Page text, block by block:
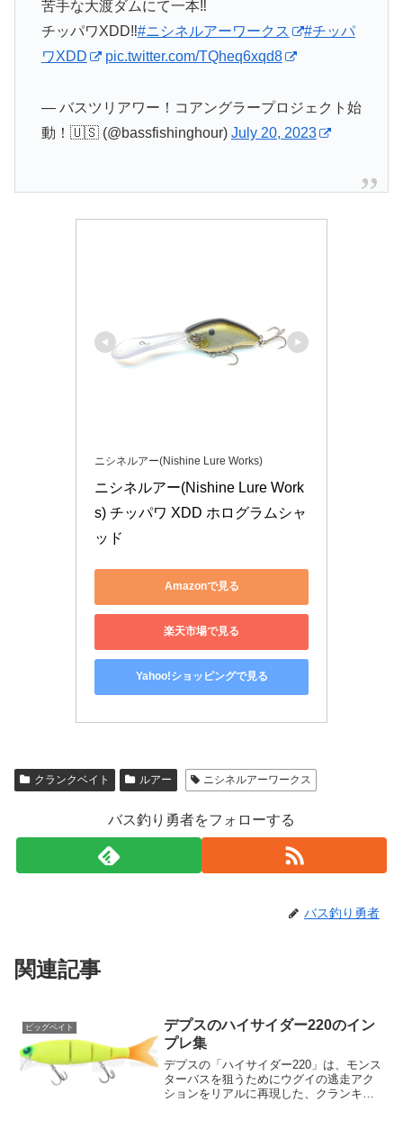
苦手な大渡ダムにて一本‼️
チッパワXDD‼️#ニシネルアーワークス
#チッパ
ワXDD
pic.twitter.com/TQheq6xqd8
— バスツリアワー！コアングラープロジェクト始
動！🇺🇸 (@bassfishinghour) July 20, 2023
ニシネルアー(Nishine Lure Works)
ニシネルアー(Nishine Lure Work
s) チッパワ XDD ホログラムシャ
ッド
Amazonで見る
楽天市場で見る
Yahoo!ショッピングで見る
クランクベイト ルアー ニシネルアーワークス
バス釣り勇者をフォローする
バス釣り勇者
関連記事
ビッグベイト
デプスのハイサイダー220のイン
プレ集
デプスの「ハイサイダー220」は、モンス
ターバスを狙うためにウグイの逃走アク
ションをリアルに再現した、クランキン